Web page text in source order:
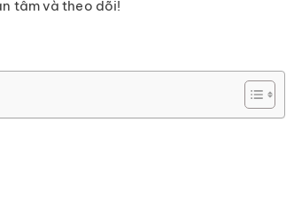
tâm và theo dõi!